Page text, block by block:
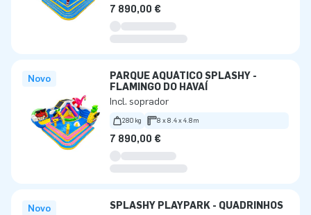
7 890,00 €
Novo
PARQUE AQUÁTICO SPLASHY -
FLAMINGO DO HAVAÍ
Incl. soprador
280 kg 8 x 8.4 x 4.8m
7 890,00 €
Novo SPLASHY PLAYPARK - QUADRINHOS